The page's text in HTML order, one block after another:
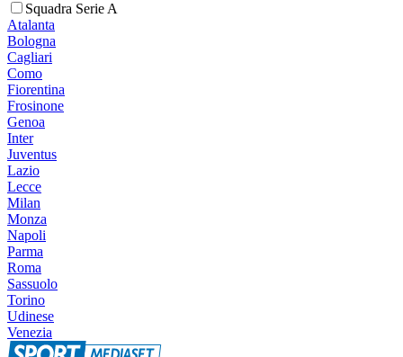
Squadra Serie A
Atalanta
Bologna
Cagliari
Como
Fiorentina
Frosinone
Genoa
Inter
Juventus
Lazio
Lecce
Milan
Monza
Napoli
Parma
Roma
Sassuolo
Torino
Udinese
Venezia